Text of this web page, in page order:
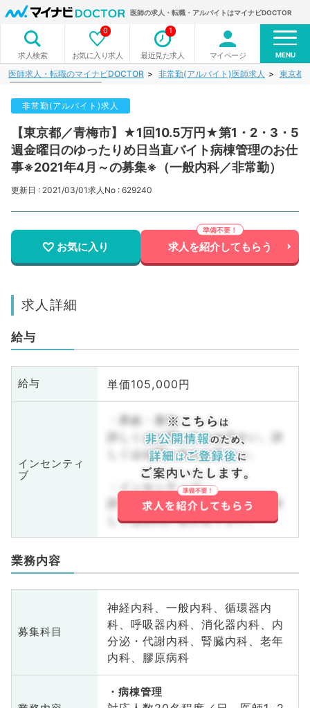
医師の求人・転職・アルバイトはマイナビDOCTOR
求人検索 お気に入り求人
0
最近見た求人
1
マイページ MENU
医師求人・転職のマイナビDOCTOR 非常勤(アルバイト)医師求人 東京都
非常勤(アルバイト)求人
【東京都／青梅市】★1回10.5万円★第1・2・3・5
週金曜日のゆったりめ日当直バイト病棟管理のお仕
事※2021年4月～の募集※（一般内科／非常勤）
更新日 : 2021/03/01求人No : 629240
お気に入り 求人を紹介してもらう
求人詳細
給与
給与 単価105,000円
インセンティ
ブ
・昇給・賞与
詳しくはお問い合わせ下さい。詳
しくはお問い合わせ下さい。
・インセンティブ
詳しくはお問い合わせ下さい。詳
しくはお問い合わせ下さい。
業務内容
募集科目
神経内科、一般内科、循環器内
科、呼吸器内科、消化器内科、内
分泌・代謝内科、腎臓内科、老年
内科、膠原病科
病棟管理